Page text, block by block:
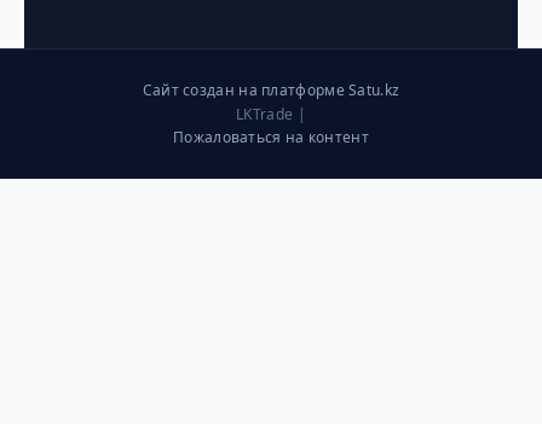
Сайт создан на платформе Satu.kz
LKTrade |
Пожаловаться на контент